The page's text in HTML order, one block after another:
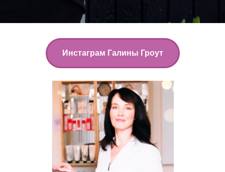
Инстаграм Галины Гроут